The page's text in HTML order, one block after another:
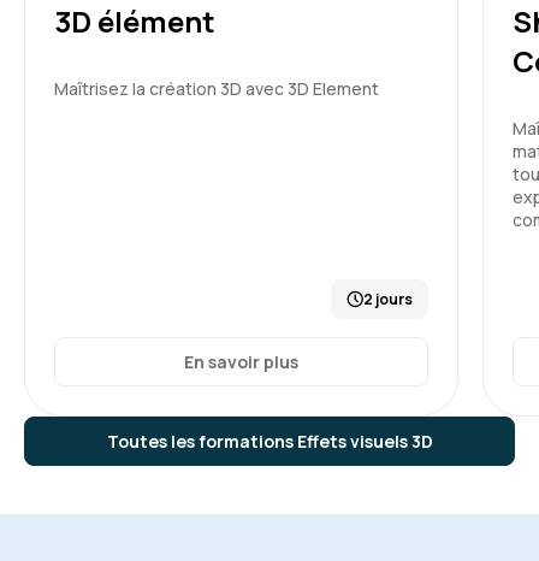
Toutes les formations Effets visuels 3D
3D élément
Maîtrisez la création 3D avec 3D Element
2 jours
En savoir plus